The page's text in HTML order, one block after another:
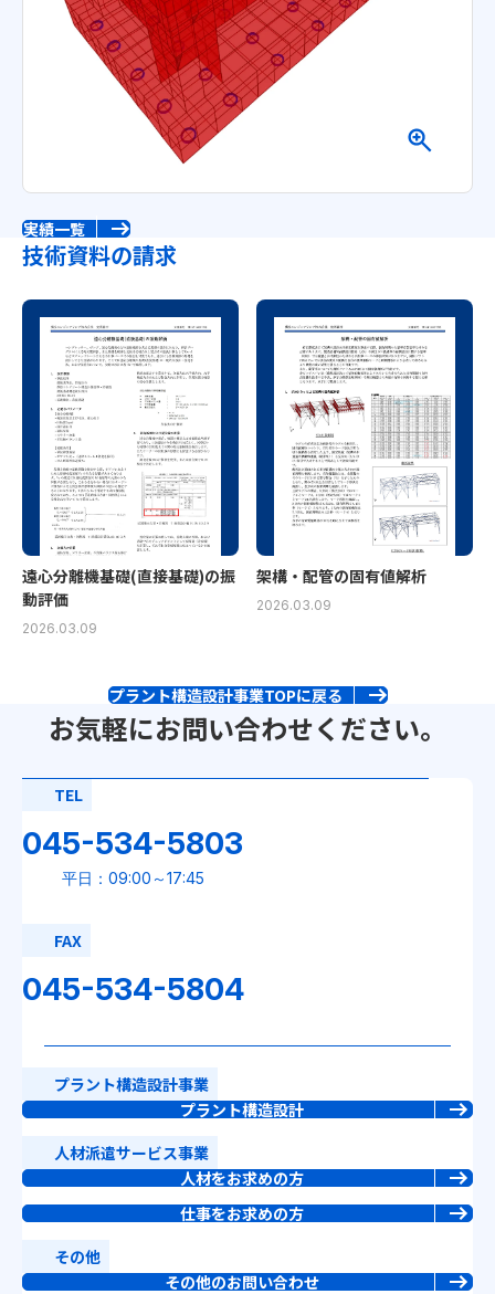
実績一覧
技術資料の請求
遠心分離機基礎(直接基礎)の振
動評価
2026.03.09
架構・配管の固有値解析
2026.03.09
プラント構造設計事業TOPに戻る
お気軽にお問い合わせください。
TEL
045-534-5803
平日：09:00～17:45
FAX
045-534-5804
プラント構造設計事業
プラント構造設計
人材派遣サービス事業
人材をお求めの方
仕事をお求めの方
その他
その他のお問い合わせ